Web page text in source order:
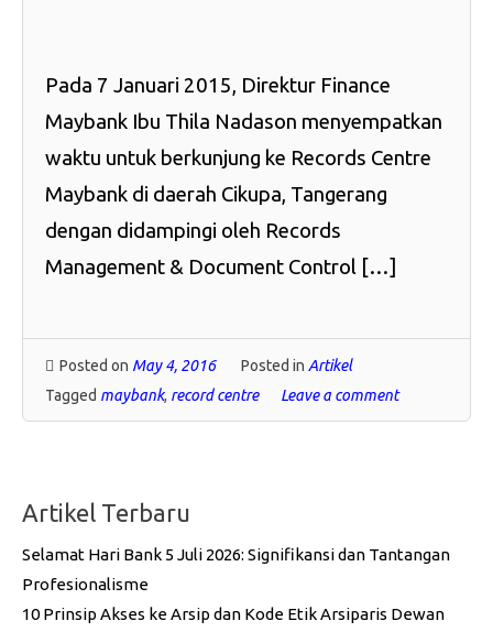
Pada 7 Januari 2015, Direktur Finance
Maybank Ibu Thila Nadason menyempatkan
waktu untuk berkunjung ke Records Centre
Maybank di daerah Cikupa, Tangerang
dengan didampingi oleh Records
Management & Document Control […]
Posted on May 4, 2016 Posted in Artikel
Tagged maybank, record centre Leave a comment
Artikel Terbaru
Selamat Hari Bank 5 Juli 2026: Signifikansi dan Tantangan
Profesionalisme
10 Prinsip Akses ke Arsip dan Kode Etik Arsiparis Dewan